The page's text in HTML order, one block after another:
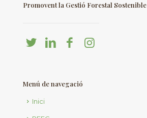
Promovent la Gestió Forestal Sostenible
Menú de navegació
Inici